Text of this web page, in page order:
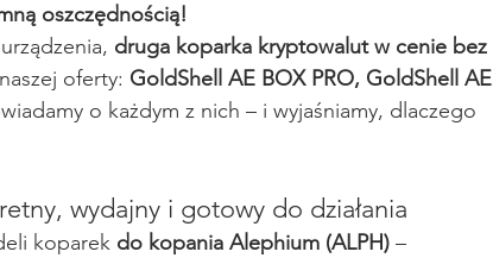
oszczędnością!
druga koparka kryptowalut w cenie bez
oferty: GoldShell AE BOX PRO, GoldShell AE
o każdym z nich – i wyjaśniamy, dlaczego
wydajny i gotowy do działania
koparek do kopania Alephium (ALPH) –